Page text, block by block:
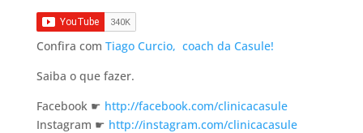
Confira com Tiago Curcio, coach da Casule!
Saiba o que fazer.
Facebook ☛ http://facebook.com/clinicacasule
Instagram ☛ http://instagram.com/clinicacasule